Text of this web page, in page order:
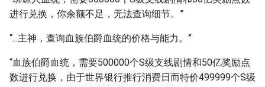
进行兑换，你余额不足，无法查询细节。”
“...主神，查询血族伯爵血统的价格与能力。”
“血族伯爵血统，需要500000个S级支线剧情和50亿奖励点
数进行兑换，由于世界银行推行消费日而特价499999个S级